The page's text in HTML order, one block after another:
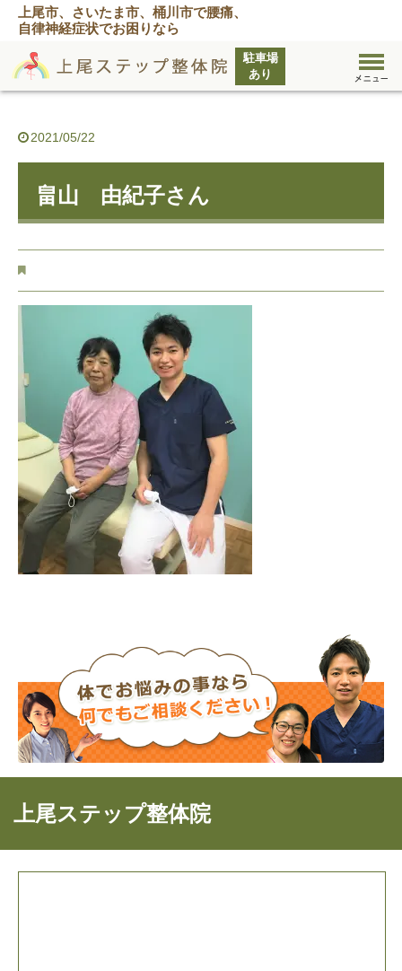
上尾市、さいたま市、桶川市で腰痛、
自律神経症状でお困りなら
2021/05/22
畠山 由紀子さん
上尾ステップ整体院